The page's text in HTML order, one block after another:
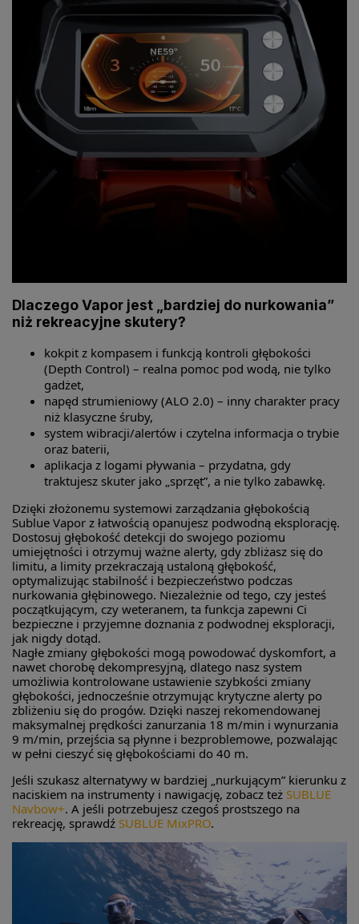
Dlaczego Vapor jest „bardziej do nurkowania”
niż rekreacyjne skutery?
kokpit z kompasem i funkcją kontroli głębokości
(Depth Control) – realna pomoc pod wodą, nie tylko
gadżet,
napęd strumieniowy (ALO 2.0) – inny charakter pracy
niż klasyczne śruby,
system wibracji/alertów i czytelna informacja o trybie
oraz baterii,
aplikacja z logami pływania – przydatna, gdy
traktujesz skuter jako „sprzęt”, a nie tylko zabawkę.
Dzięki złożonemu systemowi zarządzania głębokością
Sublue Vapor z łatwością opanujesz podwodną eksplorację.
Dostosuj głębokość detekcji do swojego poziomu
umiejętności i otrzymuj ważne alerty, gdy zbliżasz się do
limitu, a limity przekraczają ustaloną głębokość,
optymalizując stabilność i bezpieczeństwo podczas
nurkowania głębinowego. Niezależnie od tego, czy jesteś
początkującym, czy weteranem, ta funkcja zapewni Ci
bezpieczne i przyjemne doznania z podwodnej eksploracji,
jak nigdy dotąd.
Nagłe zmiany głębokości mogą powodować dyskomfort, a
nawet chorobę dekompresyjną, dlatego nasz system
umożliwia kontrolowane ustawienie szybkości zmiany
głębokości, jednocześnie otrzymując krytyczne alerty po
zbliżeniu się do progów. Dzięki naszej rekomendowanej
maksymalnej prędkości zanurzania 18 m/min i wynurzania
9 m/min, przejścia są płynne i bezproblemowe, pozwalając
w pełni cieszyć się głębokościami do 40 m.
Jeśli szukasz alternatywy w bardziej „nurkującym” kierunku z
naciskiem na instrumenty i nawigację, zobacz też SUBLUE
Navbow+. A jeśli potrzebujesz czegoś prostszego na
rekreację, sprawdź SUBLUE MixPRO.